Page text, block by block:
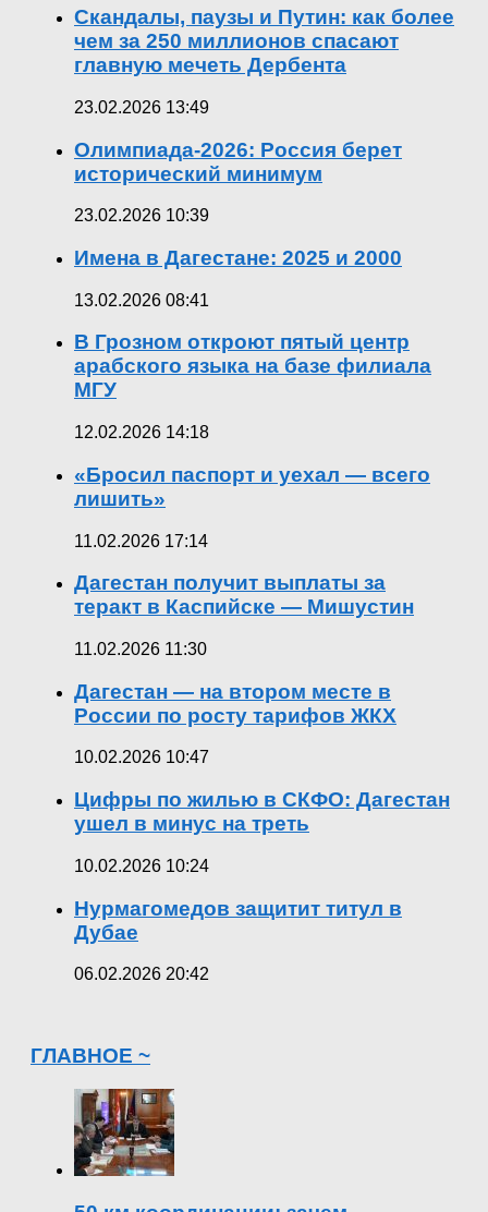
Скандалы, паузы и Путин: как более
чем за 250 миллионов спасают
главную мечеть Дербента
23.02.2026 13:49
Олимпиада-2026: Россия берет
исторический минимум
23.02.2026 10:39
Имена в Дагестане: 2025 и 2000
13.02.2026 08:41
В Грозном откроют пятый центр
арабского языка на базе филиала
МГУ
12.02.2026 14:18
«Бросил паспорт и уехал — всего
лишить»
11.02.2026 17:14
Дагестан получит выплаты за
теракт в Каспийске — Мишустин
11.02.2026 11:30
Дагестан — на втором месте в
России по росту тарифов ЖКХ
10.02.2026 10:47
Цифры по жилью в СКФО: Дагестан
ушел в минус на треть
10.02.2026 10:24
Нурмагомедов защитит титул в
Дубае
06.02.2026 20:42
ГЛАВНОЕ ~